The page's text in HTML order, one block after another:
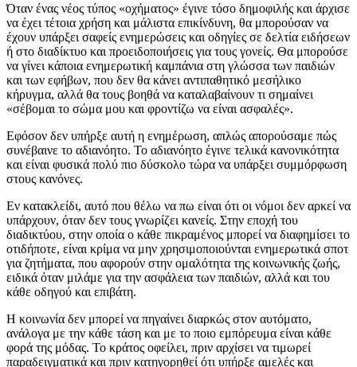
Όταν ένας νέος τύπος «οχήματος» έγινε τόσο δημοφιλής και άρχισε
να έχει τέτοια χρήση και μάλιστα επικίνδυνη, θα μπορούσαν να
έχουν υπάρξει σαφείς ενημερώσεις και οδηγίες σε δελτία ειδήσεων
ή στο διαδίκτυο και προειδοποιήσεις για τους γονείς. Θα μπορούσε
να γίνει κάποια ενημερωτική καμπάνια στη γλώσσα των παιδιών
και των εφήβων, που δεν θα κάνει αντιπαθητικό μεσήλικο
κήρυγμα, αλλά θα τους βοηθά να καταλαβαίνουν τι σημαίνει
«σέβομαι το σώμα μου και φροντίζω να είναι ασφαλές».
Εφόσον δεν υπήρξε αυτή η ενημέρωση, απλώς απορούσαμε πώς
συνέβαινε το αδιανόητο. Το αδιανόητο έγινε τελικά κανονικότητα
και είναι φυσικά πολύ πιο δύσκολο τώρα να υπάρξει συμμόρφωση
στους κανόνες.
Εν κατακλείδι, αυτό που θέλω να πω είναι ότι οι νόμοι δεν αρκεί να
υπάρχουν, όταν δεν τους γνωρίζει κανείς. Στην εποχή του
διαδικτύου, στην οποία ο κάθε πικραμένος μπορεί να διαφημίσει το
οτιδήποτε, είναι κρίμα να μην χρησιμοποιούνται ενημερωτικά σποτ
για ζητήματα, που αφορούν στην ομαλότητα της κοινωνικής ζωής,
ειδικά όταν μιλάμε για την ασφάλεια των παιδιών, αλλά και του
κάθε οδηγού και επιβάτη.
Η κοινωνία δεν μπορεί να πηγαίνει διαρκώς στον αυτόματο,
ανάλογα με την κάθε τάση και με το ποιο εμπόρευμα είναι κάθε
φορά της μόδας. Το κράτος οφείλει, πριν αρχίσει να τιμωρεί
παραδειγματικά και πριν κατηγορηθεί ότι υπήρξε αμελές και